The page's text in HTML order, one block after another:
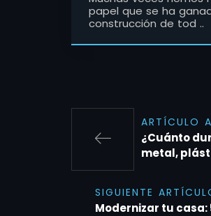
papel que se ha
construcción de tod ..
ARTÍCULO
¿Cuánto
metal,
SIGUIENTE
Modernizar tu